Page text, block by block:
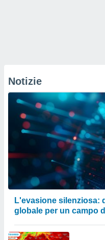
Notizie
L'evasione silenziosa:
globale per un campo